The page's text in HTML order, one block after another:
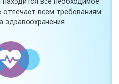
всем требованиям
здравоохранения.